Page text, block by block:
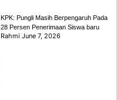
KPK: Pungli Masih Berpengaruh Pada
28 Persen Penerimaan Siswa baru
RahmiJune 7, 2026